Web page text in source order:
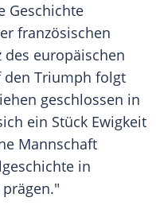
Geschichte
französischen
des europäischen
den Triumph folgt
geschlossen in
ein Stück Ewigkeit
Mannschaft
in